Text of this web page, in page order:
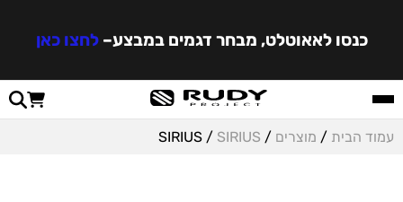
כנסו לאאוטלט, מבחר דגמים במבצע–לחצו כאן
עמוד הבית / מוצרים /
SIRIUS
/ SIRIUS